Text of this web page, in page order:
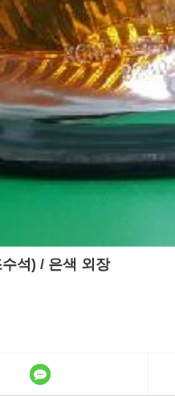
석) / 은색 외장